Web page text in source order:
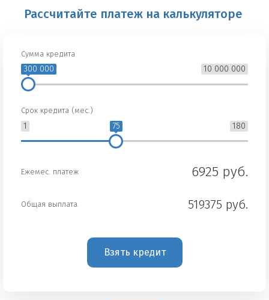
Рассчитайте платеж на калькуляторе
Сумма кредита
10 000 000
300 000
Срок кредита (мес.)
1 180
75
Ежемес. платеж 6925 руб.
Общая выплата 519375 руб.
Взять кредит